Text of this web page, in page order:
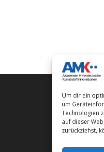
Um dir ein
um
Technologien
auf dieser
zurückziehst,